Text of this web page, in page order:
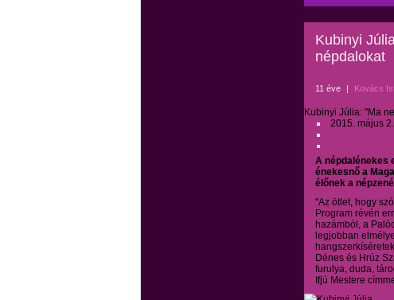
Kubinyi
népdalokat
11 éve | Kovács
Kubinyi Júlia: "Ma
2015. május
A népdalénekes
énekesnő a
élőnek a
"Az ötlet, hogy
Program révén
hazámból, a
legjobban
Dénes és Hrúz
furulya, duda,
Ifjú Mestere